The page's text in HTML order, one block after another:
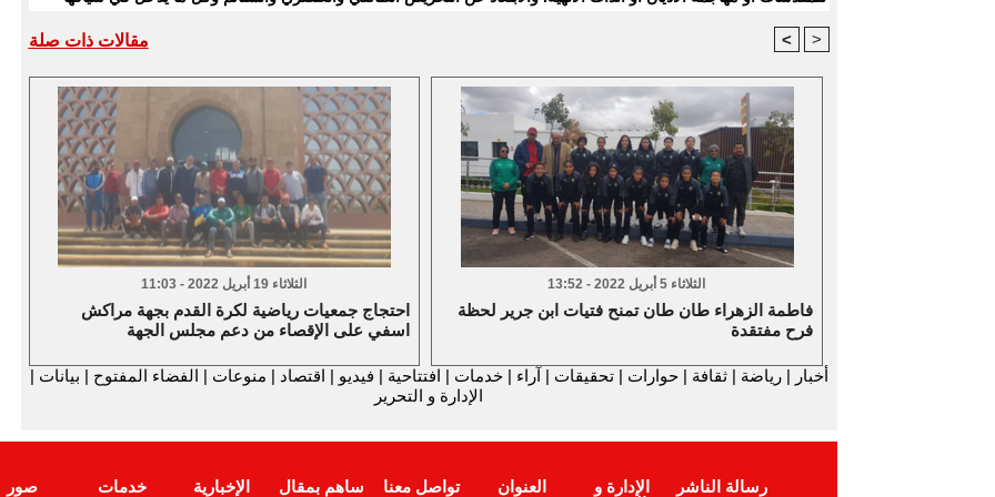
مقالات ذات صلة < >
الثلاثاء 19 أبريل 2022 - 11:03
احتجاج جمعيات رياضية لكرة القدم بجهة مراكش
اسفي على الإقصاء من دعم مجلس الجهة
الثلاثاء 5 أبريل 2022 - 13:52
فاطمة الزهراء طان طان تمنح فتيات ابن جرير لحظة
فرح مفتقدة
أخبار |رياضة |ثقافة |حوارات |تحقيقات | آراء |خدمات | افتتاحية | فيديو | اقتصاد | منوعات | الفضاء المفتوح | بيانات |
الإدارة و التحرير
رسالة الناشر
الإدارة و
العنوان تواصل معنا ساهم بمقال الإخبارية خدمات صور